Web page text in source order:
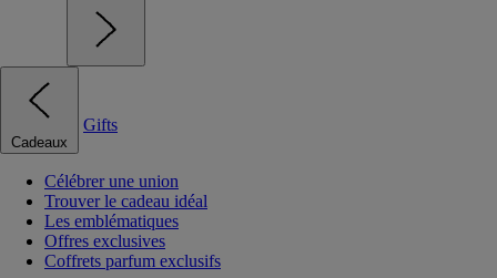
Cadeaux
Gifts
Célébrer une union
Trouver le cadeau idéal
Les emblématiques
Offres exclusives
Coffrets parfum exclusifs